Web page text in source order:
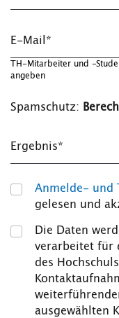
E-Mail*
TH-Mitarbeiter und -
angeben
Spamschutz:
Ergebnis*
Anmelde- und
gelesen und
Die Daten
verarbeitet für
des
ausgewählten